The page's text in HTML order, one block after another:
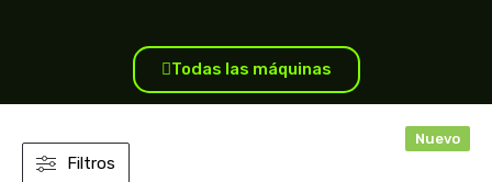
Todas las máquinas
Filtros
Nuevo